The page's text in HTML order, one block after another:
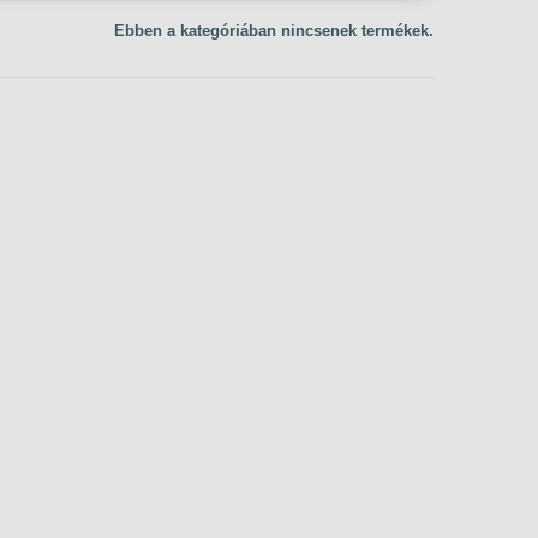
Ebben a kategóriában nincsenek termékek.